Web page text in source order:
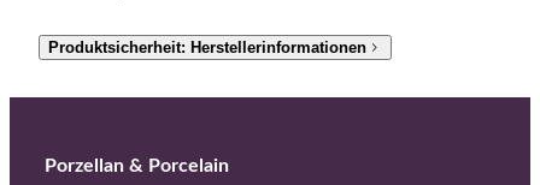
Produktsicherheit: Herstellerinformationen
Porzellan & Porcelain